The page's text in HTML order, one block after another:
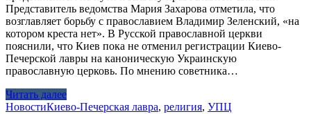
Представитель ведомства Мария Захарова отметила, что
возглавляет борьбу с православием Владимир Зеленский, «на
котором креста нет». В Русской православной церкви
пояснили, что Киев пока не отменил регистрации Киево-
Печерской лавры на каноническую Украинскую
православную церковь. По мнению советника…
Читать далее
НовостиКиево-Печерская лавра, религия, УПЦ